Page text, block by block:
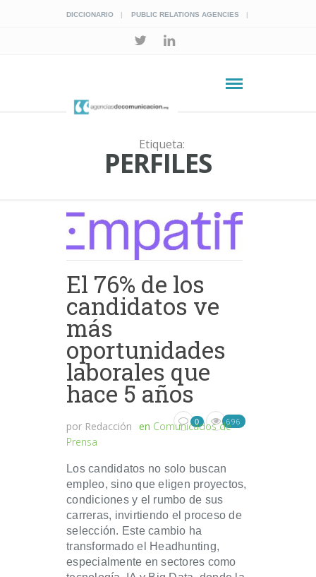
DICCIONARIO PUBLIC RELATIONS AGENCIES
Etiqueta:
PERFILES
El 76% de los
candidatos ve
más
oportunidades
laborales que
hace 5 años
por Redacción en Comunicados de
Prensa
0 696
Los candidatos no solo buscan
empleo, sino que eligen proyectos,
condiciones y el rumbo de sus
carreras, invirtiendo el proceso de
selección. Este cambio ha
transformado el Headhunting,
especialmente en sectores como